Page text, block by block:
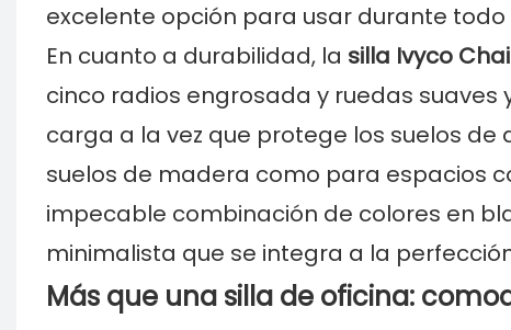
excelente opción para usar durante todo
En cuanto a durabilidad, la silla Ivyco
cinco radios engrosada y ruedas
carga a la vez que protege los suelos
suelos de madera como para espacios
impecable combinación de colores en
minimalista que se integra a la
Más que una silla de oficina: